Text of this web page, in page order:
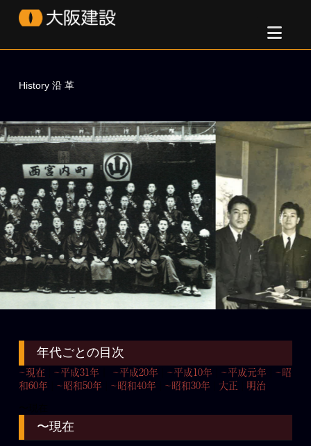
Osaka
Kensetsu
History 沿 革
年代ごとの目次
~現在
~平成31年 ~平成20年 ~平成10年 ~平成元年
~昭
和60年
~昭和50年 ~昭和40年 ~昭和30年 大正 明治
〜現在